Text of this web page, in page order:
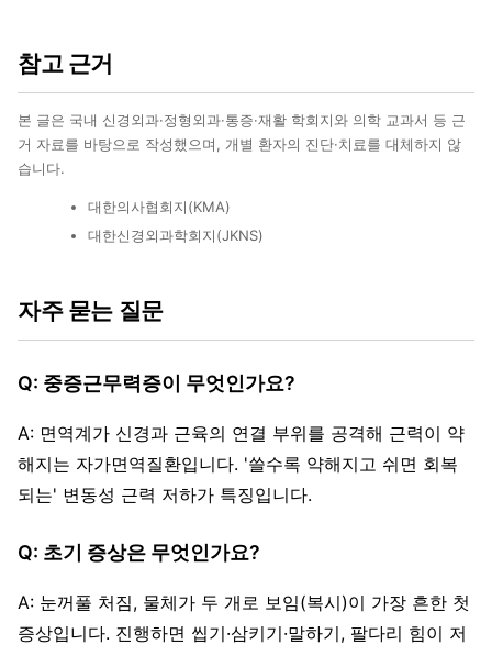
참고 근거
본 글은 국내 신경외과·정형외과·통증·재활 학회지와 의학 교과서 등 근
거 자료를 바탕으로 작성했으며, 개별 환자의 진단·치료를 대체하지 않
습니다.
대한의사협회지(KMA)
대한신경외과학회지(JKNS)
자주 묻는 질문
Q: 중증근무력증이 무엇인가요?
A: 면역계가 신경과 근육의 연결 부위를 공격해 근력이 약
해지는 자가면역질환입니다. '쓸수록 약해지고 쉬면 회복
되는' 변동성 근력 저하가 특징입니다.
Q: 초기 증상은 무엇인가요?
A: 눈꺼풀 처짐, 물체가 두 개로 보임(복시)이 가장 흔한 첫
증상입니다. 진행하면 씹기·삼키기·말하기, 팔다리 힘이 저